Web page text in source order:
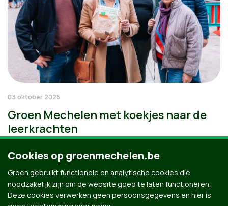
03 oktober 2025
Groen Mechelen met koekjes naar de
leerkrachten
Cookies op groenmechelen.be
Groen gebruikt functionele en analytische cookies die
noodzakelijk zijn om de website goed te laten functioneren.
Deze cookies verwerken geen persoonsgegevens en hier is